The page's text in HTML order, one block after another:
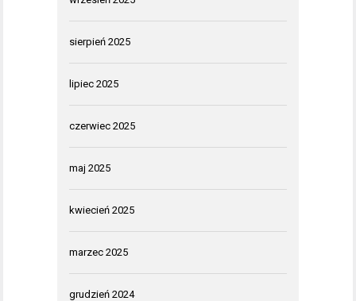
sierpień 2025
lipiec 2025
czerwiec 2025
maj 2025
kwiecień 2025
marzec 2025
grudzień 2024